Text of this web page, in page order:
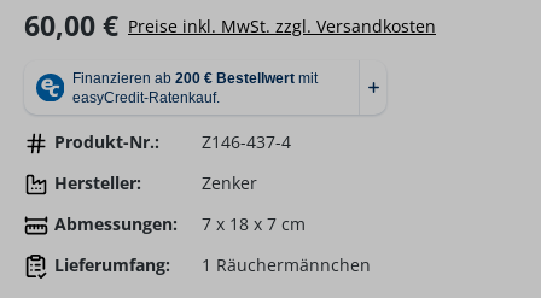
Regulärer Preis:
60,00 € Preise inkl. MwSt. zzgl. Versandkosten
Produkt-Nr.:
Z146-437-4
Hersteller:
Zenker
Abmessungen:
7 x 18 x 7 cm
Lieferumfang:
1 Räuchermännchen